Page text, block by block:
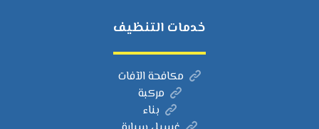
خدمات التنظيف
مكافحة الآفات
مركبة
بناء